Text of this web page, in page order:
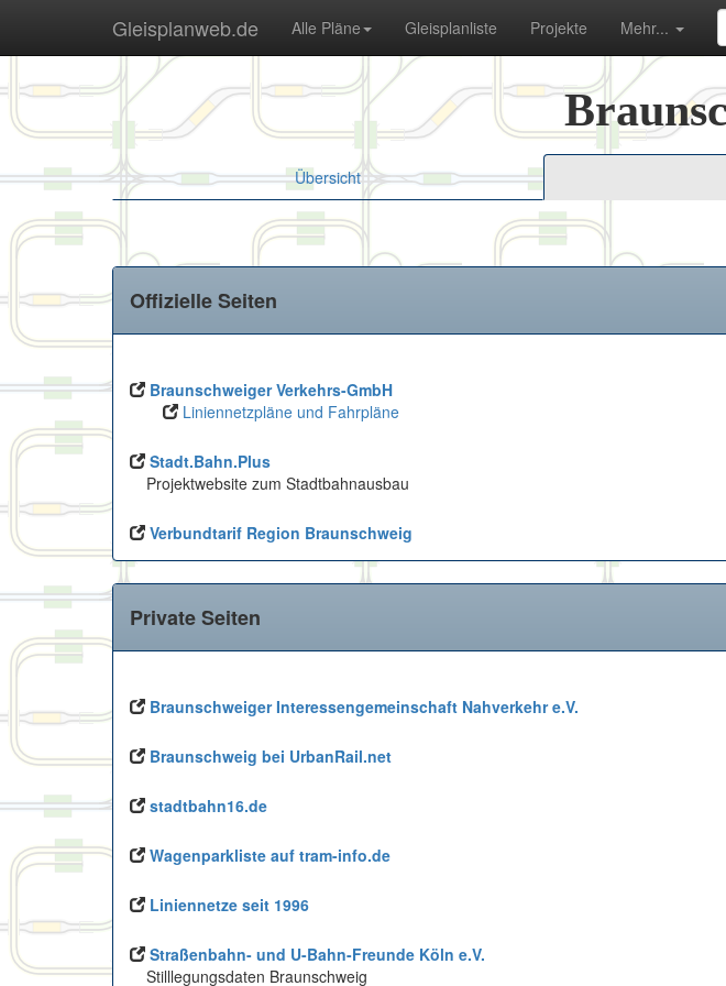
Gleisplanweb.de Alle Pläne Gleisplanliste Projekte Mehr...
Übersicht
Offizielle Seiten
Braunschweiger Verkehrs-GmbH
Liniennetzpläne und Fahrpläne
Stadt.Bahn.Plus
Projektwebsite zum Stadtbahnausbau
Verbundtarif Region Braunschweig
Private Seiten
Braunschweiger Interessengemeinschaft Nahverkehr e.V.
Braunschweig bei UrbanRail.net
stadtbahn16.de
Wagenparkliste auf tram-info.de
Liniennetze seit 1996
Straßenbahn- und U-Bahn-Freunde Köln e.V.
Stilllegungsdaten Braunschweig